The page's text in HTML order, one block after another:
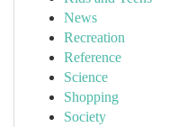
News
Recreation
Reference
Science
Shopping
Society